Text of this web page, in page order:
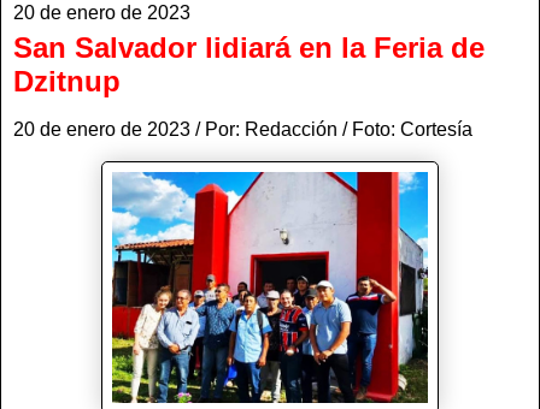
20 de enero de 2023
San Salvador lidiará en la Feria de
Dzitnup
20 de enero de 2023 / Por: Redacción / Foto: Cortesía